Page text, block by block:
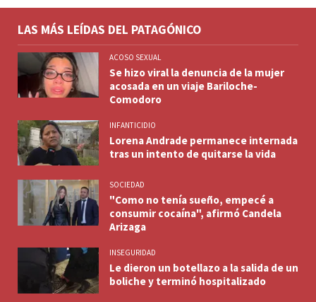
LAS MÁS LEÍDAS DEL PATAGÓNICO
ACOSO SEXUAL
Se hizo viral la denuncia de la mujer
acosada en un viaje Bariloche-
Comodoro
INFANTICIDIO
Lorena Andrade permanece internada
tras un intento de quitarse la vida
SOCIEDAD
"Como no tenía sueño, empecé a
consumir cocaína", afirmó Candela
Arizaga
INSEGURIDAD
Le dieron un botellazo a la salida de un
boliche y terminó hospitalizado